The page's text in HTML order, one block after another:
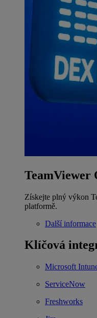
TeamViewer
Získejte plný výkon
platformě.
Další informace
Klíčová
Microsoft
ServiceNow
Freshworks